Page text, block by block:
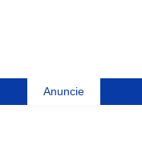
Anuncie